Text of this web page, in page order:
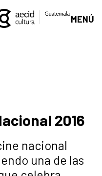
MENÚ
2016
nacional
una de las